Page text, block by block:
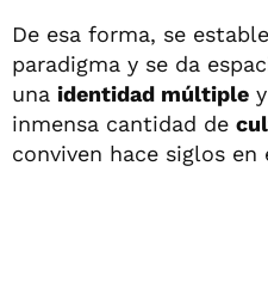
De esa forma, se
paradigma y se da
una identidad múltiple
inmensa cantidad de
conviven hace siglos